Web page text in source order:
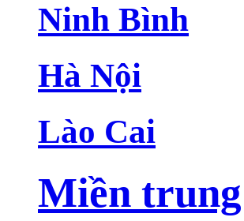
Ninh Bình
Hà Nội
Lào Cai
Miền